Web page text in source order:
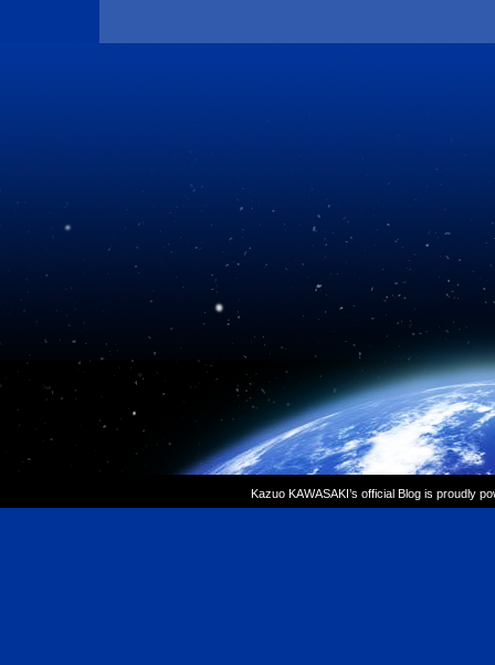
Kazuo KAWASAKI’s official Blog is proudly